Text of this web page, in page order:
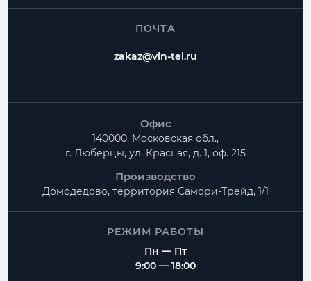
ПОЧТА
zakaz@vin-tel.ru
Офис
140000, Московская обл.,
г. Люберцы, ул. Красная, д. 1, оф. 215
Производство
Домодедово, территория Самори-Трейд, 1/1
РЕЖИМ РАБОТЫ
Пн — Пт
9:00 — 18:00